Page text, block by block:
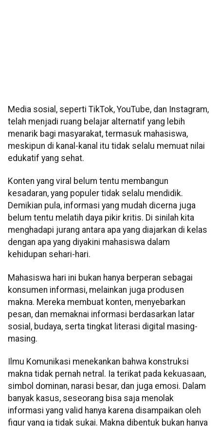
Media sosial, seperti TikTok, YouTube, dan Instagram,
telah menjadi ruang belajar alternatif yang lebih
menarik bagi masyarakat, termasuk mahasiswa,
meskipun di kanal-kanal itu tidak selalu memuat nilai
edukatif yang sehat.
Konten yang viral belum tentu membangun
kesadaran, yang populer tidak selalu mendidik.
Demikian pula, informasi yang mudah dicerna juga
belum tentu melatih daya pikir kritis. Di sinilah kita
menghadapi jurang antara apa yang diajarkan di kelas
dengan apa yang diyakini mahasiswa dalam
kehidupan sehari-hari.
Mahasiswa hari ini bukan hanya berperan sebagai
konsumen informasi, melainkan juga produsen
makna. Mereka membuat konten, menyebarkan
pesan, dan memaknai informasi berdasarkan latar
sosial, budaya, serta tingkat literasi digital masing-
masing.
Ilmu Komunikasi menekankan bahwa konstruksi
makna tidak pernah netral. Ia terikat pada kekuasaan,
simbol dominan, narasi besar, dan juga emosi. Dalam
banyak kasus, seseorang bisa saja menolak
informasi yang valid hanya karena disampaikan oleh
figur yang ia tidak sukai. Makna dibentuk bukan hanya